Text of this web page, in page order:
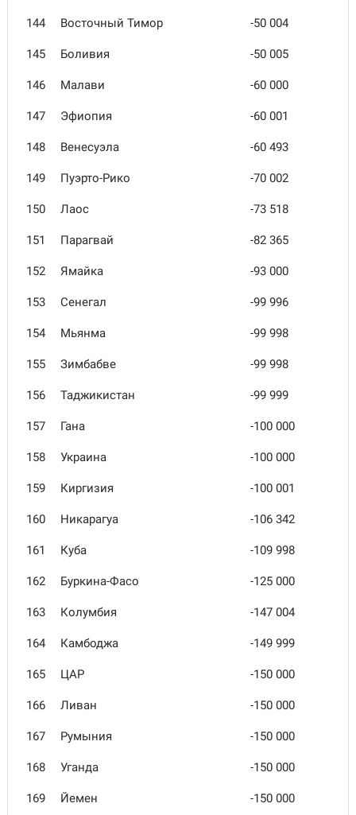
144 Восточный Тимор -50 004
145 Боливия -50 005
146 Малави -60 000
147 Эфиопия -60 001
148 Венесуэла -60 493
149 Пуэрто-Рико -70 002
150 Лаос -73 518
151 Парагвай -82 365
152 Ямайка -93 000
153 Сенегал -99 996
154 Мьянма -99 998
155 Зимбабве -99 998
156 Таджикистан -99 999
157 Гана -100 000
158 Украина -100 000
159 Киргизия -100 001
160 Никарагуа -106 342
161 Куба -109 998
162 Буркина-Фасо -125 000
163 Колумбия -147 004
164 Камбоджа -149 999
165 ЦАР -150 000
166 Ливан -150 000
167 Румыния -150 000
168 Уганда -150 000
169 Йемен -150 000